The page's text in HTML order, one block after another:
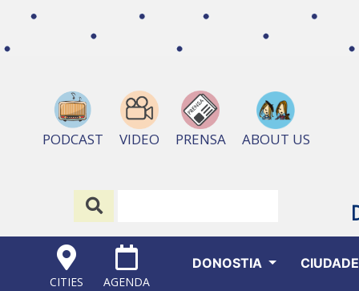
PODCAST VIDEO PRENSA ABOUT US
CITIES AGENDA
DONOSTIA